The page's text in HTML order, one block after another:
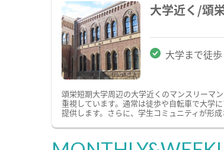
大学近く/頌
大学まで徒
頌栄短期大学周辺の大学近くのマンスリーマ
重視しています。通常は徒歩や自転車で大学
提供します。さらに、学生コミュニティが形